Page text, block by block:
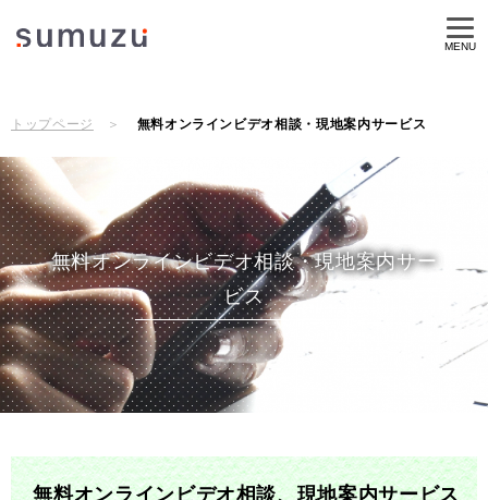
MENU
トップページ 無料オンラインビデオ相談・現地案内サービス
無料オンラインビデオ相談・現地案内サー
ビス
無料オンラインビデオ相談、現地案内サービス